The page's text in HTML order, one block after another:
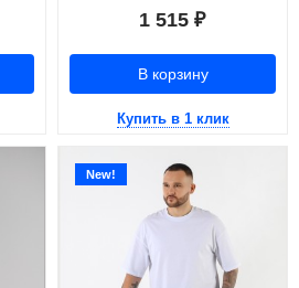
1 515 ₽
В корзину
Купить в 1 клик
New!